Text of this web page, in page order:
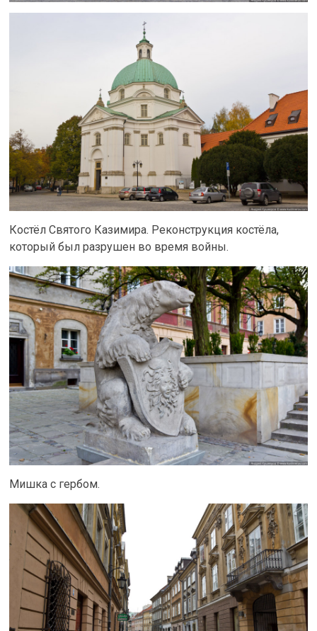
Костёл Святого Казимира. Реконструкция костёла,
который был разрушен во время войны.
Мишка с гербом.